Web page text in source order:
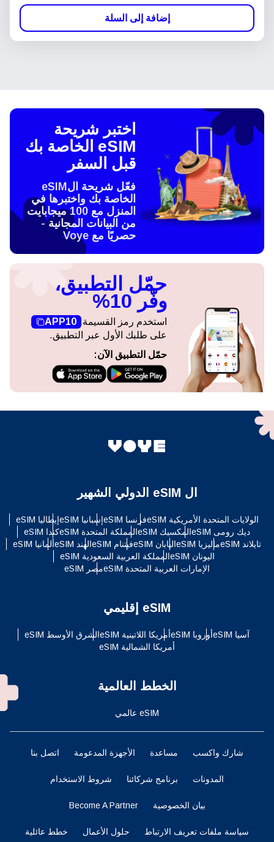
إضافة إلى السلة
اختبر شريحة
eSIM الخاصة بك
قبل السفر
فعّل شريحة الeSIM
الخاصة بك واختبرها في
المنزل مع 100 ميجابايت
من البيانات المجانية -
حصريًا مع Voye
حمّل التطبيق،
وفّر 10%
استخدم رمز القسيمة
APP10
على طلبك الأول عبر التطبيق.
حمّل التطبيق الآن:
ال eSIM الدولي الشهير
الولايات المتحدة الأمريكية eSIM فرنسا eSIM إسبانيا eSIM
إيطاليا eSIM
ديك رومى eSIM
المكسيك eSIM المملكة المتحدة eSIM
كندا eSIM
تايلاند eSIM
ماليزيا eSIM اليابان eSIM فيتنام eSIM الهند eSIM
ألمانيا eSIM
اليونان eSIM
المملكة العربية السعودية eSIM
الإمارات العربية المتحدة eSIM
مصر eSIM
eSIM إقليمي
آسيا eSIM أوروبا eSIM أمريكا اللاتينية eSIM
الشرق الأوسط eSIM
أمريكا الشمالية eSIM
الخطط العالمية
eSIM عالمي
شارك واكسب مساعدة الأجهزة المدعومة اتصل بنا
المدونات برنامج شركائنا شروط الاستخدام
بيان الخصوصية Become A Partner
سياسة ملفات تعريف الارتباط حلول الأعمال خطط عائلية